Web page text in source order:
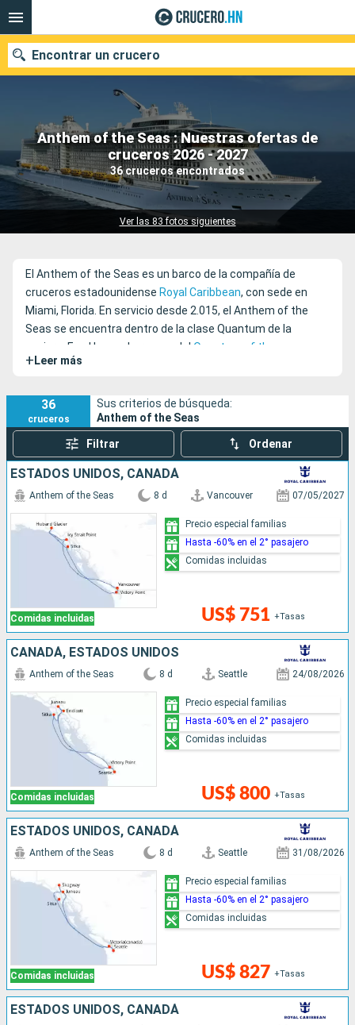
Anthem of the Seas : Nuestras ofertas de
cruceros 2026 - 2027
36 cruceros encontrados
Ver las 83 fotos siguientes
Encontrar un crucero
Nuestros destinos
Fecha de salida
El Anthem of the Seas es un barco de la compañía de
cruceros estadounidense Royal Caribbean, con sede en
Miami, Florida. En servicio desde 2.015, el Anthem of the
Seas se encuentra dentro de la clase Quantum de la
naviera. Es el buque hermano del Quantum of the
Seas, Ovation of the Seas
+ Leer más
36
cruceros
Sus criterios de búsqueda:
Anthem of the Seas
Filtrar Ordenar
ESTADOS UNIDOS, CANADÁ
Comidas incluidas
Anthem of the Seas 8 d Vancouver 07/05/2027
US$ 751 +Tasas
Precio especial familias
Hasta -60% en el 2° pasajero
Comidas incluidas
CANADÁ, ESTADOS UNIDOS
Comidas incluidas
Anthem of the Seas 8 d Seattle 24/08/2026
US$ 800 +Tasas
Precio especial familias
Hasta -60% en el 2° pasajero
Comidas incluidas
ESTADOS UNIDOS, CANADÁ
Comidas incluidas
Anthem of the Seas 8 d Seattle 31/08/2026
US$ 827 +Tasas
Precio especial familias
Hasta -60% en el 2° pasajero
Comidas incluidas
ESTADOS UNIDOS, CANADÁ